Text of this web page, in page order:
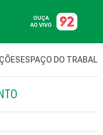
OUÇA
AO VIVO
ESPAÇO DO